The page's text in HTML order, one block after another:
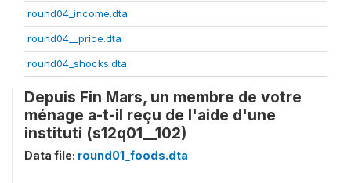
round04_income.dta
round04__price.dta
round04_shocks.dta
Depuis Fin Mars, un membre de votre
ménage a-t-il reçu de l'aide d'une
instituti (s12q01__102)
Data file: round01_foods.dta